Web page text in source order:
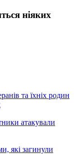
ніяких
та їхніх родин
атакували
які загинули